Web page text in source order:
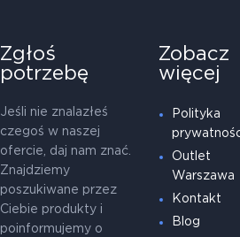
Zgłoś
potrzebę
Jeśli nie znalazłeś
czegoś w naszej
ofercie, daj nam znać.
Znajdziemy
poszukiwane przez
Ciebie produkty i
poinformujemy o
Zobacz
więcej
Polityka
Outlet
Warszawa
Kontakt
Blog